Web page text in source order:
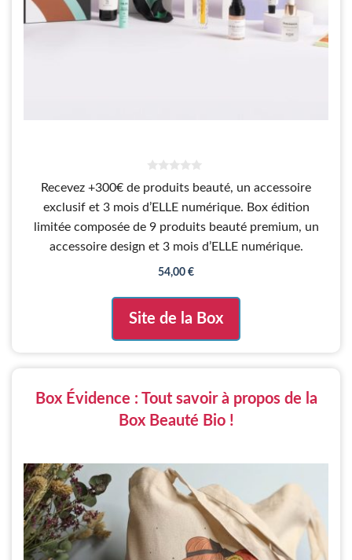
s
u
r
5
Recevez +300€ de produits beauté, un accessoire
exclusif et 3 mois d’ELLE numérique. Box édition
limitée composée de 9 produits beauté premium, un
accessoire design et 3 mois d’ELLE numérique.
54,00 €
Site de la Box
Box Évidence : Tout savoir à propos de la
Box Beauté Bio !